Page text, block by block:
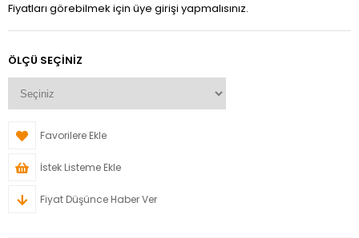
Fiyatları görebilmek için üye girişi yapmalısınız.
ÖLÇÜ SEÇINIZ
Favorilere Ekle
İstek Listeme Ekle
Fiyat Düşünce Haber Ver